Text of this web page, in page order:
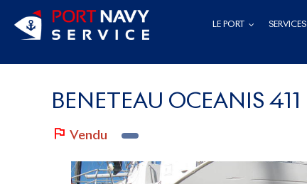
Passer
LE PORT SERVICES
BENETEAU OCEANIS 411
Vendu